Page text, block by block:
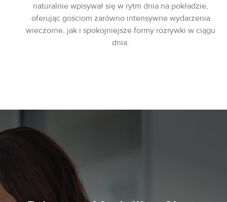
naturalnie wpisywał się w rytm dnia na pokładzie,
oferując gościom zarówno intensywne wydarzenia
wieczorne, jak i spokojniejsze formy rozrywki w ciągu
dnia.